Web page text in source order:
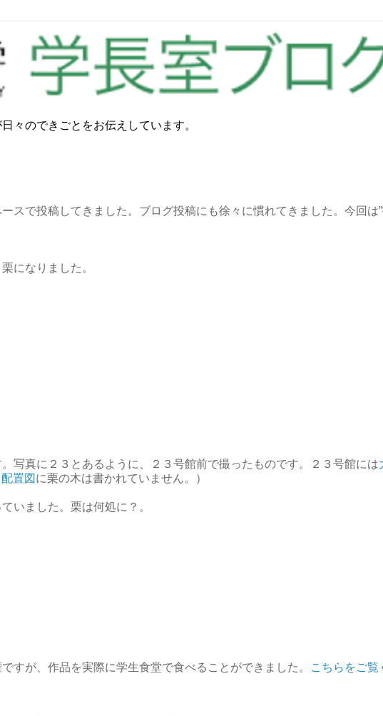
々のできごとをお伝えしています。
スで投稿してきました。ブログ投稿にも徐々に慣れてきました。今回は
になりました。
写真に２３とあるように、２３号館前で撮ったものです。２３号館には
配置図 に栗の木は書かれていません。）
いました。栗は何処に？。
すが、作品を実際に学生食堂で食べることができました。
こちらをご覧